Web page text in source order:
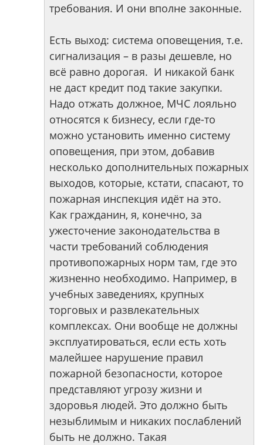
требования. И они вполне законные.
Есть выход: система оповещения, т.е.
сигнализация – в разы дешевле, но
всё равно дорогая. И никакой банк
не даст кредит под такие закупки.
Надо отжать должное, МЧС лояльно
относятся к бизнесу, если где-то
можно установить именно систему
оповещения, при этом, добавив
несколько дополнительных пожарных
выходов, которые, кстати, спасают, то
пожарная инспекция идёт на это.
Как гражданин, я, конечно, за
ужесточение законодательства в
части требований соблюдения
противопожарных норм там, где это
жизненно необходимо. Например, в
учебных заведениях, крупных
торговых и развлекательных
комплексах. Они вообще не должны
эксплуатироваться, если есть хоть
малейшее нарушение правил
пожарной безопасности, которое
представляют угрозу жизни и
здоровья людей. Это должно быть
незыблимым и никаких послаблений
быть не должно. Такая